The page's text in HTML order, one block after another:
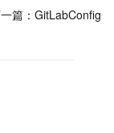
篇： GitLabConfig